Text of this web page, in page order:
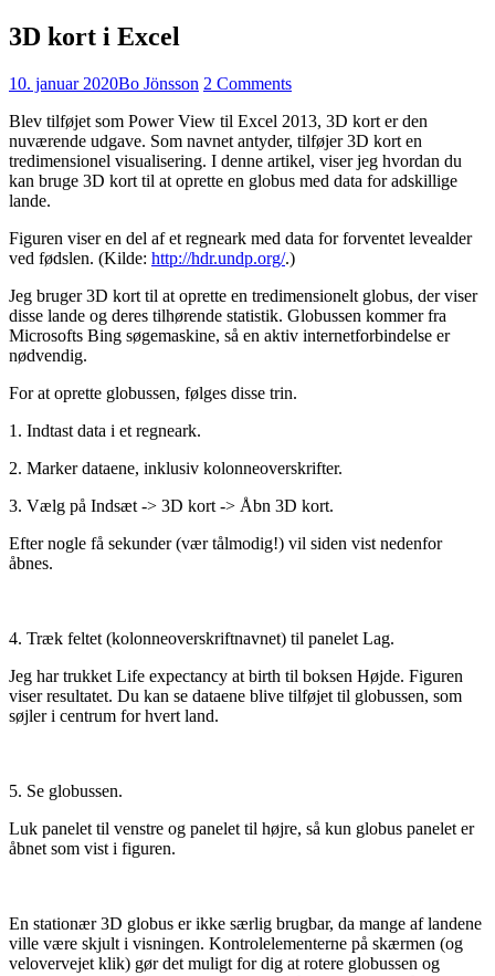
3D kort i Excel
10. januar 2020Bo Jönsson 2 Comments
Blev tilføjet som Power View til Excel 2013, 3D kort er den
nuværende udgave. Som navnet antyder, tilføjer 3D kort en
tredimensionel visualisering. I denne artikel, viser jeg hvordan du
kan bruge 3D kort til at oprette en globus med data for adskillige
lande.
Figuren viser en del af et regneark med data for forventet levealder
ved fødslen. (Kilde: http://hdr.undp.org/.)
Jeg bruger 3D kort til at oprette en tredimensionelt globus, der viser
disse lande og deres tilhørende statistik. Globussen kommer fra
Microsofts Bing søgemaskine, så en aktiv internetforbindelse er
nødvendig.
For at oprette globussen, følges disse trin.
1. Indtast data i et regneark.
2. Marker dataene, inklusiv kolonneoverskrifter.
3. Vælg på Indsæt -> 3D kort -> Åbn 3D kort.
Efter nogle få sekunder (vær tålmodig!) vil siden vist nedenfor
åbnes.
4. Træk feltet (kolonneoverskriftnavnet) til panelet Lag.
Jeg har trukket Life expectancy at birth til boksen Højde. Figuren
viser resultatet. Du kan se dataene blive tilføjet til globussen, som
søjler i centrum for hvert land.
5. Se globussen.
Luk panelet til venstre og panelet til højre, så kun globus panelet er
åbnet som vist i figuren.
En stationær 3D globus er ikke særlig brugbar, da mange af landene
ville være skjult i visningen. Kontrolelementerne på skærmen (og
velovervejet klik) gør det muligt for dig at rotere globussen og